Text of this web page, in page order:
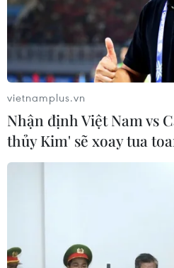
vietnamplus.vn
Nhận định Việt Nam vs
thủy Kim' sẽ xoay tua